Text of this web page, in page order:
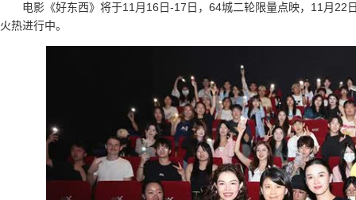
电影《好东西》将于11月16日-17日，64城二轮限量点映，11月22
火热进行中。